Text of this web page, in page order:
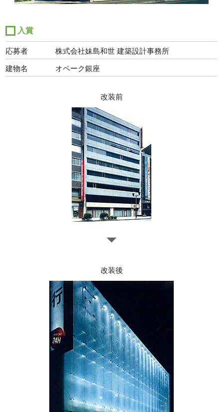
入賞
応募者 株式会社妹島和世 建築設計事務所
建物名 オペーク銀座
改装前
改装後